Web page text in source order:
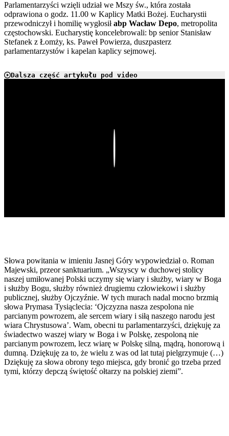
Parlamentarzyści wzięli udział we Mszy św., która została
odprawiona o godz. 11.00 w Kaplicy Matki Bożej. Eucharystii
przewodniczył i homilię wygłosiłabp Wacław Depo, metropolita
częstochowski. Eucharystię koncelebrowali: bp senior Stanisław
Stefanek z Łomży, ks. Paweł Powierza, duszpasterz
parlamentarzystów i kapelan kaplicy sejmowej.
Dalsza część artykułu pod video
Słowa powitania w imieniu Jasnej Góry wypowiedział o. Roman
Majewski, przeor sanktuarium. „Wszyscy w duchowej stolicy
naszej umiłowanej Polski uczymy się wiary i służby, wiary w Boga
i służby Bogu, służby również drugiemu człowiekowi i służby
publicznej, służby Ojczyźnie. W tych murach nadal mocno brzmią
słowa Prymasa Tysiąclecia: ‘Ojczyzna nasza zespolona nie
parcianym powrozem, ale sercem wiary i siłą naszego narodu jest
wiara Chrystusowa’. Wam, obecni tu parlamentarzyści, dziękuję za
świadectwo waszej wiary w Boga i w Polskę, zespoloną nie
parcianym powrozem, lecz wiarę w Polskę silną, mądrą, honorową i
dumną. Dziękuję za to, że wielu z was od lat tutaj pielgrzymuje (…)
Dziękuję za słowa obrony tego miejsca, gdy bronić go trzeba przed
tymi, którzy depczą świętość ołtarzy na polskiej ziemi”.